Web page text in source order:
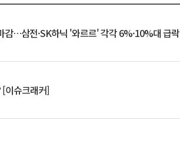
감…삼전·SK하닉 '와르르' 각각 6%·10%대 급락
[이슈크래커]